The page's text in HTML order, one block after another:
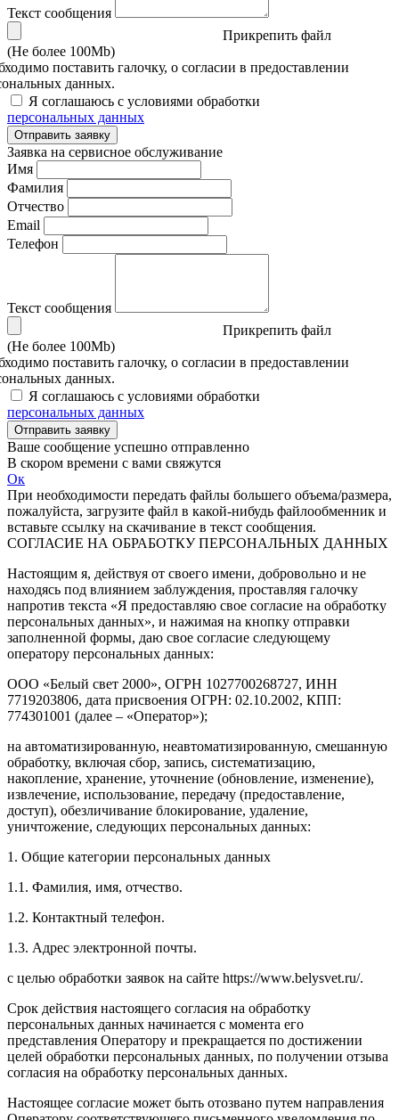
Текст сообщения
Прикрепить файл
(Не более 100Mb)
поставить галочку, о согласии в предоставлении
данных.
Я соглашаюсь с условиями обработки
персональных данных
Отправить заявку
Заявка на сервисное обслуживание
Имя
Фамилия
Отчество
Email
Телефон
Текст сообщения
Прикрепить файл
(Не более 100Mb)
поставить галочку, о согласии в предоставлении
данных.
Я соглашаюсь с условиями обработки
персональных данных
Отправить заявку
Ваше сообщение успешно отправленно
В скором времени с вами свяжутся
Ок
При необходимости передать файлы большего объема/размера,
пожалуйста, загрузите файл в какой-нибудь файлообменник и
вставьте ссылку на скачивание в текст сообщения.
СОГЛАСИЕ НА ОБРАБОТКУ ПЕРСОНАЛЬНЫХ ДАННЫХ
Настоящим я, действуя от своего имени, добровольно и не
находясь под влиянием заблуждения, проставляя галочку
напротив текста «Я предоставляю свое согласие на обработку
персональных данных», и нажимая на кнопку отправки
заполненной формы, даю свое согласие следующему
оператору персональных данных:
ООО «Белый свет 2000», ОГРН 1027700268727, ИНН
7719203806, дата присвоения ОГРН: 02.10.2002, КПП:
774301001 (далее – «Оператор»);
на автоматизированную, неавтоматизированную, смешанную
обработку, включая сбор, запись, систематизацию,
накопление, хранение, уточнение (обновление, изменение),
извлечение, использование, передачу (предоставление,
доступ), обезличивание блокирование, удаление,
уничтожение, следующих персональных данных:
1. Общие категории персональных данных
1.1. Фамилия, имя, отчество.
1.2. Контактный телефон.
1.3. Адрес электронной почты.
с целью обработки заявок на сайте https://www.belysvet.ru/.
Срок действия настоящего согласия на обработку
персональных данных начинается с момента его
представления Оператору и прекращается по достижении
целей обработки персональных данных, по получении отзыва
согласия на обработку персональных данных.
Настоящее согласие может быть отозвано путем направления